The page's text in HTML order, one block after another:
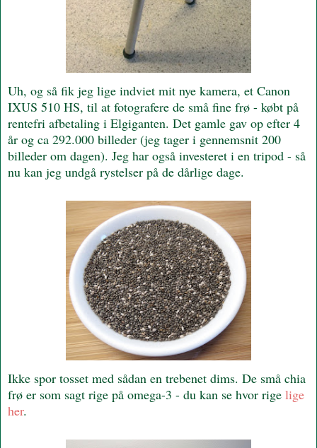
Uh, og så fik jeg lige indviet mit nye kamera, et Canon
IXUS 510 HS, til at fotografere de små fine frø - købt på
rentefri afbetaling i Elgiganten. Det gamle gav op efter 4
år og ca 292.000 billeder (jeg tager i gennemsnit 200
billeder om dagen). Jeg har også investeret i en tripod - så
nu kan jeg undgå rystelser på de dårlige dage.
Ikke spor tosset med sådan en trebenet dims. De små chia
frø er som sagt rige på omega-3 - du kan se hvor rige lige
her.